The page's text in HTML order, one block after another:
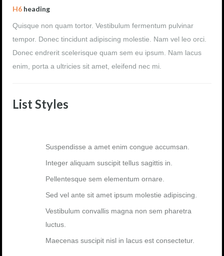
H6 heading
Quisque non quam tortor. Vestibulum fermentum pulvinar
tempor. Donec tincidunt adipiscing molestie. Nam vel leo orci.
Donec endrerit scelerisque quam sem eu ipsum. Nam lacus
enim, porta a ultricies sit amet, eleifend nec mi.
List Styles
Suspendisse a amet enim congue accumsan.
Integer aliquam suscipit tellus sagittis in.
Pellentesque sem elementum ornare.
Sed vel ante sit amet ipsum molestie adipiscing.
Vestibulum convallis magna non sem pharetra
luctus.
Maecenas suscipit nisl in lacus est consectetur.